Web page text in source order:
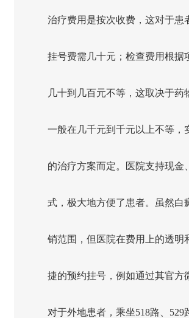
治疗费用是按次收费，这对于患
挂号费需几十元；检查费用根据
几十到几百元不等，这取决于药
一般在几千元到千元以上不等，
的治疗方案而定。医院支持现
式，极大地方便了患者。虽然白
销范围，但医院在费用上的透明
捷的预约挂号，例如通过其官方
对于外地患者，乘坐518路、529